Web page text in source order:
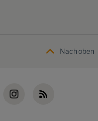
Nach oben